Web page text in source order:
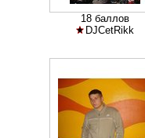
18 баллов
DJCetRikk